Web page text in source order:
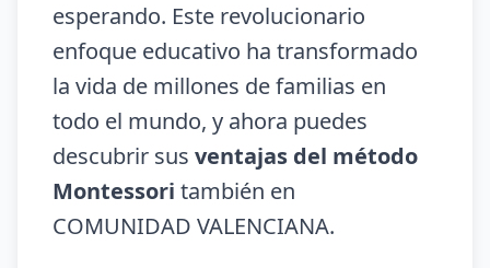
esperando. Este revolucionario
enfoque educativo ha transformado
la vida de millones de familias en
todo el mundo, y ahora puedes
descubrir sus ventajas del método
Montessori también en
COMUNIDAD VALENCIANA.